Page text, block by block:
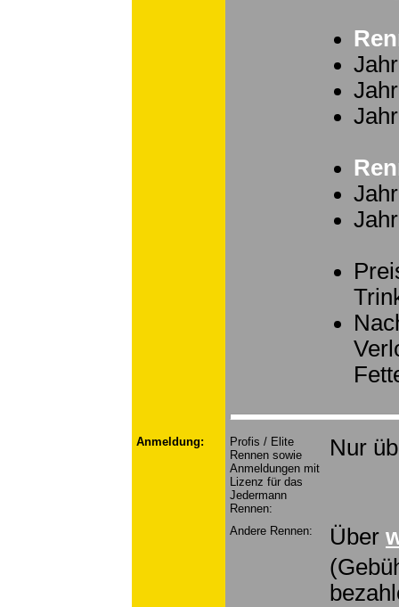
Anmeldung:
Profis / Elite
Rennen sowie
Anmeldungen mit
Lizenz für das
Jedermann
Rennen:
Nur
Andere Rennen: Über